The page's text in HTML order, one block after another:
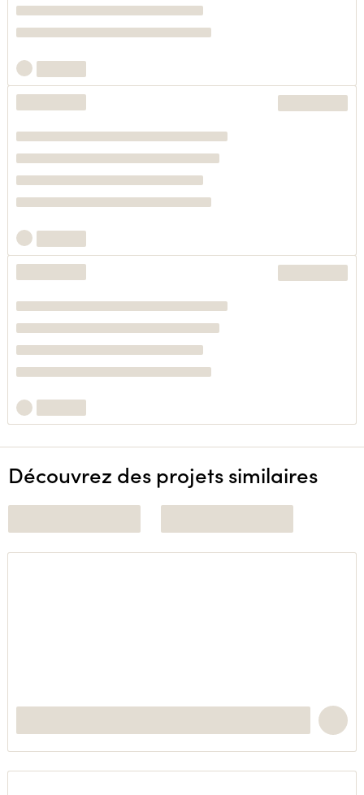
Découvrez des projets similaires